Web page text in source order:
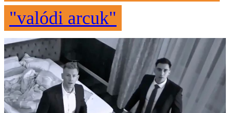
"valódi arcuk"